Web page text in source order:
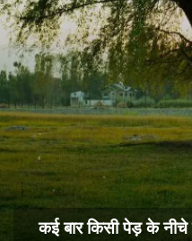
कई बार किसी पेड़ के